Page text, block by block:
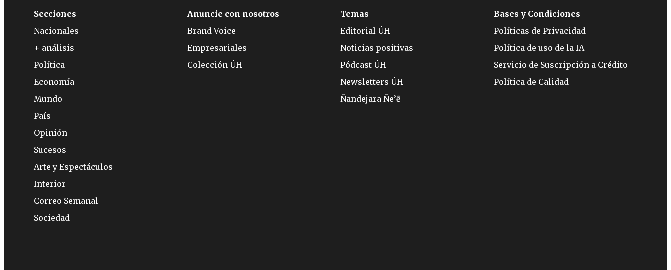
Secciones
Nacionales
+ análisis
Política
Economía
Mundo
País
Opinión
Sucesos
Arte y Espectáculos
Interior
Correo Semanal
Sociedad
Anuncie con nosotros
Brand Voice
Empresariales
Colección ÚH
Temas
Editorial ÚH
Noticias positivas
Pódcast ÚH
Newsletters ÚH
Ñandejara Ñe’ẽ
Bases y Condiciones
Políticas de Privacidad
Política de uso de la IA
Servicio de Suscripción a Crédito
Política de Calidad